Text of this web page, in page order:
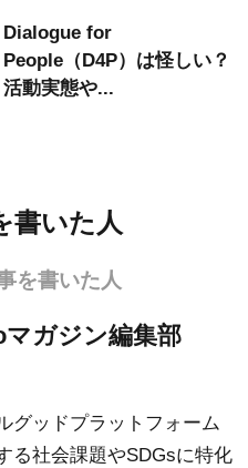
Dialogue for
People（D4P）は怪しい？
活動実態や...
書いた人
を書いた人
ガジン編集部
グッドプラットフォーム
る社会課題やSDGsに特化